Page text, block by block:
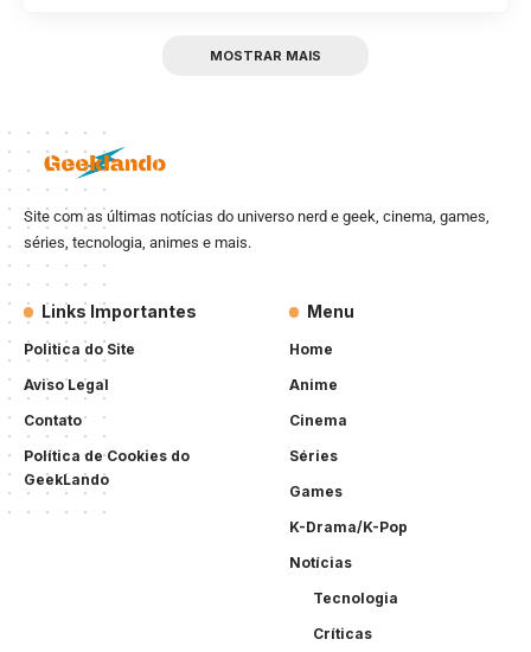
MOSTRAR MAIS
Site com as últimas notícias do universo nerd e geek, cinema, games,
séries, tecnologia, animes e mais.
Links Importantes
Politica do Site
Aviso Legal
Contato
Política de Cookies do
GeekLando
Menu
Home
Anime
Cinema
Séries
Games
K-Drama/K-Pop
Notícias
Tecnologia
Críticas